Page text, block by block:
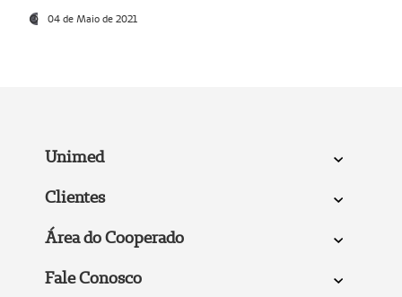
04 de Maio de 2021
Unimed
Clientes
Área do Cooperado
Fale Conosco